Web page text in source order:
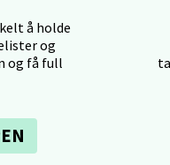
å holde
og
og få full